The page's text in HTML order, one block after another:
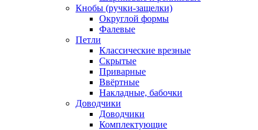
Кнобы (ручки-защелки)
Округлой формы
Фалевые
Петли
Классические врезные
Скрытые
Приварные
Ввёртные
Накладные, бабочки
Доводчики
Доводчики
Комплектующие